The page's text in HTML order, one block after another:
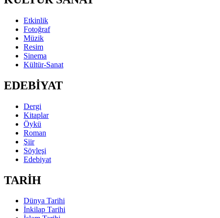
Etkinlik
Fotoğraf
Müzik
Resim
Sinema
Kültür-Sanat
EDEBİYAT
Dergi
Kitaplar
Öykü
Roman
Şiir
Söyleşi
Edebiyat
TARİH
Dünya Tarihi
İnkilap Tarihi